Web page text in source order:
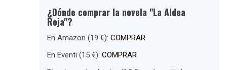
¿Dónde comprar la novela "La Aldea
Roja"?
En Amazon (19 €):COMPRAR
En Eventi (15 €):COMPRAR